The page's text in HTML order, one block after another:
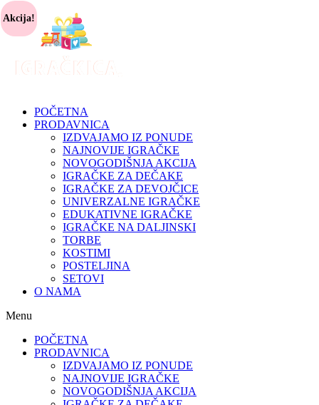
POČETNA
PRODAVNICA
IZDVAJAMO IZ PONUDE
NAJNOVIJE IGRAČKE
NOVOGODIŠNJA AKCIJA
IGRAČKE ZA DEČAKE
IGRAČKE ZA DEVOJČICE
UNIVERZALNE IGRAČKE
EDUKATIVNE IGRAČKE
IGRAČKE NA DALJINSKI
TORBE
KOSTIMI
POSTELJINA
SETOVI
O NAMA
Menu
POČETNA
PRODAVNICA
IZDVAJAMO IZ PONUDE
NAJNOVIJE IGRAČKE
NOVOGODIŠNJA AKCIJA
Akcija!